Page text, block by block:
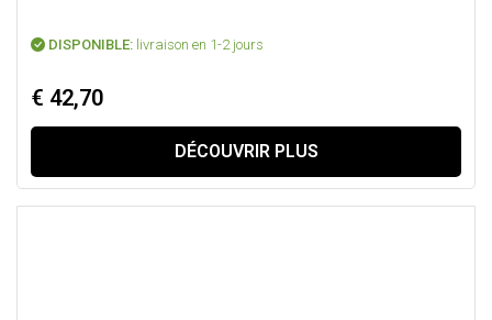
DISPONIBLE: livraison en 1-2 jours
€ 42,70
DÉCOUVRIR PLUS